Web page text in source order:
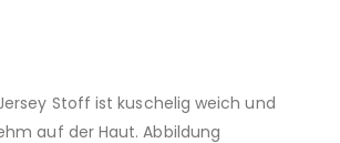
Stoff ist kuschelig weich und
auf der Haut. Abbildung